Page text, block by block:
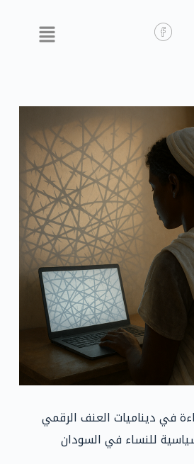
في ديناميات العنف الرقمي
للنساء في السودان